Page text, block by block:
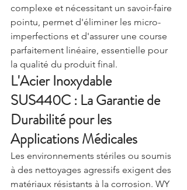
complexe et nécessitant un savoir-faire
pointu, permet d'éliminer les micro-
imperfections et d'assurer une course
parfaitement linéaire, essentielle pour
la qualité du produit final.
L'Acier Inoxydable
SUS440C : La Garantie de
Durabilité pour les
Applications Médicales
Les environnements stériles ou soumis
à des nettoyages agressifs exigent des
matériaux résistants à la corrosion. WY